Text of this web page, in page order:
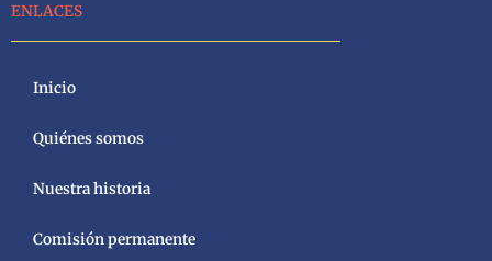
ENLACES
Inicio
Quiénes somos
Nuestra historia
Comisión permanente